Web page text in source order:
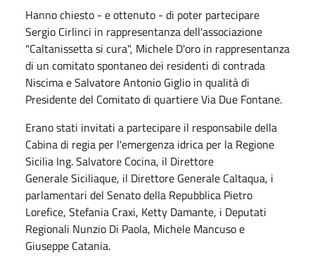
Hanno chiesto - e ottenuto - di poter partecipare
Sergio Cirlinci in rappresentanza dell'associazione
"Caltanissetta si cura", Michele D'oro in rappresentanza
di un comitato spontaneo dei residenti di contrada
Niscima e Salvatore Antonio Giglio in qualità di
Presidente del Comitato di quartiere Via Due Fontane.
Erano stati invitati a partecipare il responsabile della
Cabina di regia per l'emergenza idrica per la Regione
Sicilia Ing. Salvatore Cocina, il Direttore
Generale Siciliaque, il Direttore Generale Caltaqua, i
parlamentari del Senato della Repubblica Pietro
Lorefice, Stefania Craxi, Ketty Damante, i Deputati
Regionali Nunzio Di Paola, Michele Mancuso e
Giuseppe Catania.